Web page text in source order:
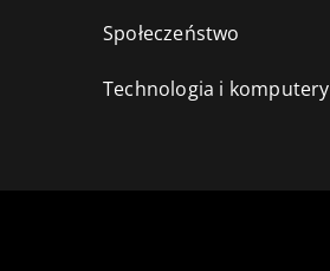
Społeczeństwo
Technologia i komputery